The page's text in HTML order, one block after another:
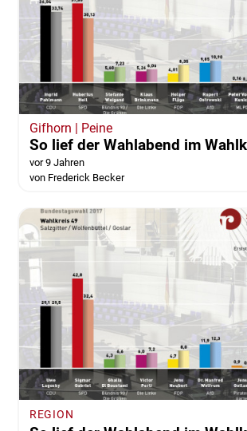
Gifhorn | Peine
So lief der Wahlabend im
vor 9 Jahren
von Frederick Becker
REGION